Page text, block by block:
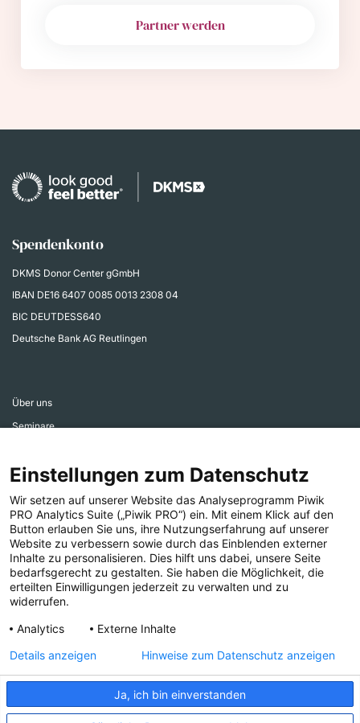
Partner werden
Spendenkonto
DKMS Donor Center gGmbH
IBAN DE16 6407 0085 0013 2308 04
BIC DEUTDESS640
Deutsche Bank AG Reutlingen
Über uns
Seminare
Ehrenamtsbereich
Aktuelles
Presse
Folgen Sie uns!
IMPRESSUM COMPLIANCE DATENSCHUTZ
Einstellungen zum Datenschutz
Wir setzen auf unserer Website das Analyseprogramm Piwik
PRO Analytics Suite („Piwik PRO“) ein. Mit einem Klick auf den
Button erlauben Sie uns, ihre Nutzungserfahrung auf unserer
Website zu verbessern sowie durch das Einblenden externer
Inhalte zu personalisieren. Dies hilft uns dabei, unsere Seite
bedarfsgerecht zu gestalten. Sie haben die Möglichkeit, die
erteilten Einwilligungen jederzeit zu verwalten und zu
widerrufen.
Analytics
Externe Inhalte
Ja, ich bin einverstanden
Details anzeigen Hinweise zum Datenschutz anzeigen